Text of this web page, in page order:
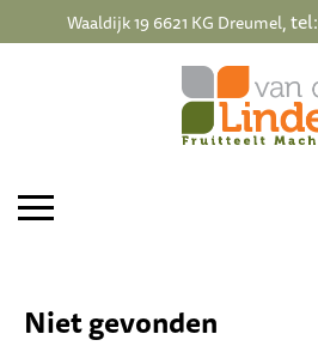
Waaldijk 19 6621 KG Dreumel, tel:
Niet gevonden